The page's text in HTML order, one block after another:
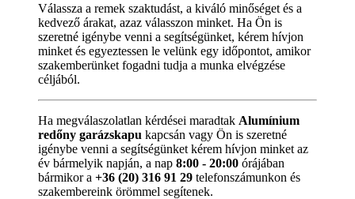
Válassza a remek szaktudást, a kiváló minőséget és a
kedvező árakat, azaz válasszon minket. Ha Ön is
szeretné igénybe venni a segítségünket, kérem hívjon
minket és egyeztessen le velünk egy időpontot, amikor
szakemberünket fogadni tudja a munka elvégzése
céljából.
Ha megválaszolatlan kérdései maradtak Alumínium
redőny garázskapu kapcsán vagy Ön is szeretné
igénybe venni a segítségünket kérem hívjon minket az
év bármelyik napján, a nap 8:00 - 20:00 órájában
bármikor a +36 (20) 316 91 29 telefonszámunkon és
szakembereink örömmel segítenek.